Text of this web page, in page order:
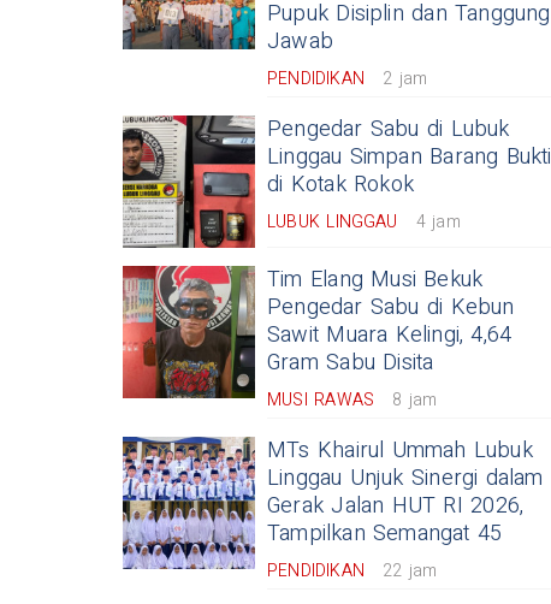
Pupuk Disiplin dan Tanggung
Jawab
PENDIDIKAN 2 jam
Pengedar Sabu di Lubuk
Linggau Simpan Barang Bukti
di Kotak Rokok
LUBUK LINGGAU 4 jam
Tim Elang Musi Bekuk
Pengedar Sabu di Kebun
Sawit Muara Kelingi, 4,64
Gram Sabu Disita
MUSI RAWAS 8 jam
MTs Khairul Ummah Lubuk
Linggau Unjuk Sinergi dalam
Gerak Jalan HUT RI 2026,
Tampilkan Semangat 45
PENDIDIKAN 22 jam